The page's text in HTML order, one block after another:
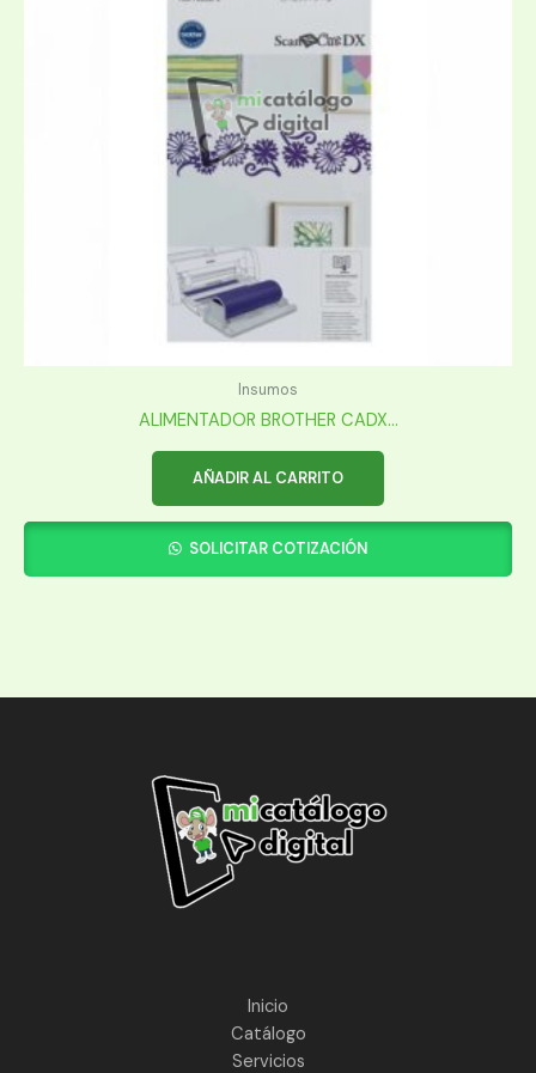
Insumos
ALIMENTADOR BROTHER CADX...
AÑADIR AL CARRITO
SOLICITAR COTIZACIÓN
Inicio
Catálogo
Servicios